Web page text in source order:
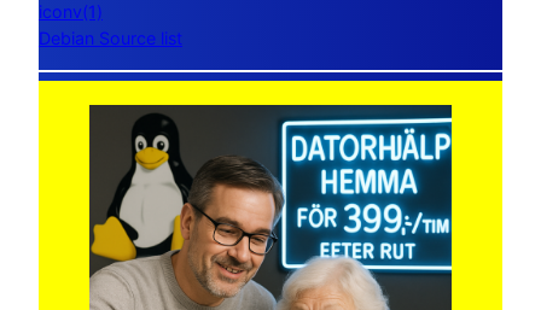
iconv(1)
Debian Source list